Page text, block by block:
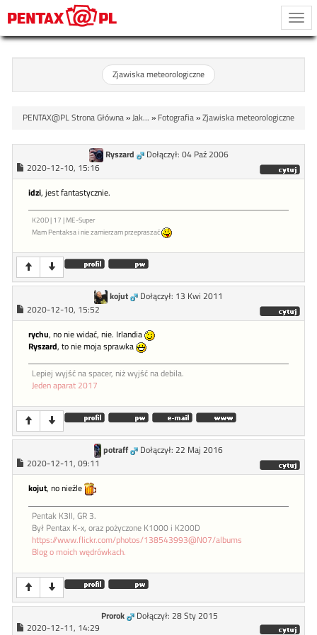
Zjawiska meteorologiczne
PENTAX@PL Strona Główna»Jak... » Fotografia»Zjawiska meteorologiczne
Ryszard
Dołączył: 04 Paź 2006
2020-12-10, 15:16
idzi, jest fantastycznie.
K20D | 17 | ME-Super
Mam Pentaksa i nie zamierzam przepraszać
kojut
Dołączył: 13 Kwi 2011
2020-12-10, 15:52
rychu, no nie widać, nie. Irlandia
Ryszard, to nie moja sprawka
Lepiej wyjść na spacer, niż wyjść na debila.
Jeden aparat 2017
potraff
Dołączył: 22 Maj 2016
2020-12-11, 09:11
kojut, no nieźle
Pentak K3II, GR 3.
Był Pentax K-x, oraz pożyczone K1000 i K200D
https://www.flickr.com/photos/138543993@N07/albums
Blog o moich wędrówkach.
Prorok
Dołączył: 28 Sty 2015
2020-12-11, 14:29